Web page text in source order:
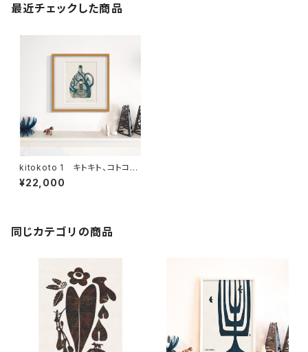
最近チェックした商品
kitokoto 1 キトキト、コトコト、
きこえてる
¥22,000
同じカテゴリの商品